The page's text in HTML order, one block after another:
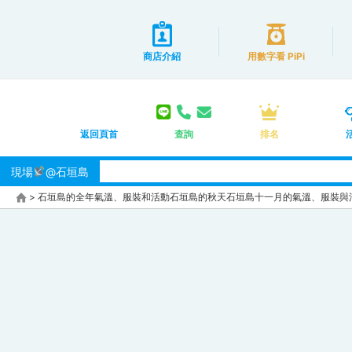
商店介紹 用數字看 PiPi
返回頁首 查詢 排名
現場 @石垣島
> 石垣島的全年氣溫、服裝和活動石垣島的秋天石垣島十一月的氣溫、服裝與